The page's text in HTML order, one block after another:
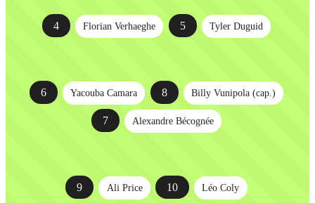
4 Florian Verhaeghe 5 Tyler Duguid
6 Yacouba Camara 8 Billy Vunipola (cap.)
7 Alexandre Bécognée
9 Ali Price 10 Léo Coly